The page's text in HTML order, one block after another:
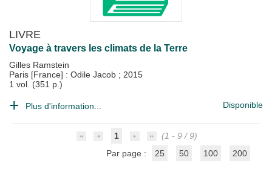
LIVRE
Voyage à travers les climats de la Terre
Gilles Ramstein
Paris [France] : Odile Jacob ; 2015
1 vol. (351 p.)
Plus d'information... Disponible
1
(1 - 9 / 9)
Par page :
25 50 100 200